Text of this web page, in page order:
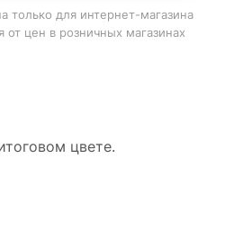
только для интернет-магазина
от цен в розничных магазинах
цвете.